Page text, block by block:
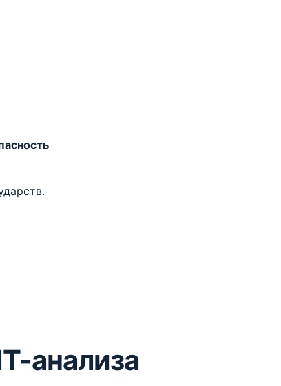
анализа